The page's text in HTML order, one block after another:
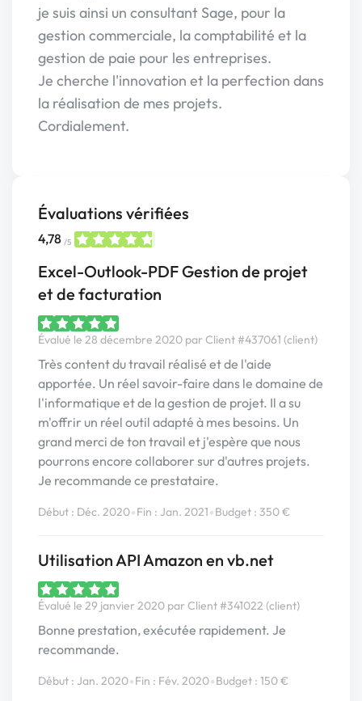
je suis ainsi un consultant Sage, pour la
gestion commerciale, la comptabilité et la
gestion de paie pour les entreprises.
Je cherche l'innovation et la perfection dans
la réalisation de mes projets.
Cordialement.
Évaluations vérifiées
4,78 /5
Excel-Outlook-PDF Gestion de projet
et de facturation
Évalué le 28 décembre 2020 par Client #437061 (client)
Très content du travail réalisé et de l'aide
apportée. Un réel savoir-faire dans le domaine de
l'informatique et de la gestion de projet. Il a su
m'offrir un réel outil adapté à mes besoins. Un
grand merci de ton travail et j'espère que nous
pourrons encore collaborer sur d'autres projets.
Je recommande ce prestataire.
Début : Déc. 2020•Fin : Jan. 2021•Budget : 350 €
Utilisation API Amazon en vb.net
Évalué le 29 janvier 2020 par Client #341022 (client)
Bonne prestation, exécutée rapidement. Je
recommande.
Début : Jan. 2020•Fin : Fév. 2020•Budget : 150 €